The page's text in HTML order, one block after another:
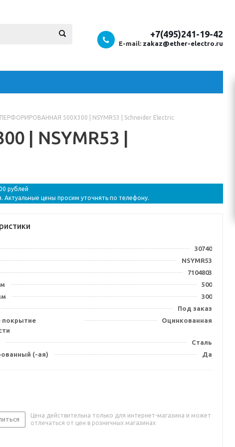
+7(495)241-19-42
E-mail: zakaz@ether-electro.ru
500Х300 | NSYMR53 | Schneider Electric
| NSYMR53 |
рублей
Актуальные цены просим уточнять по телефону.
30740
NSYMR53
7104803
500
300
Под заказ
покрытие
Оцинкованная
Сталь
(-ая)
Да
Цена действительна только для интернет-магазина и может
отличаться от цен в розничных магазинах